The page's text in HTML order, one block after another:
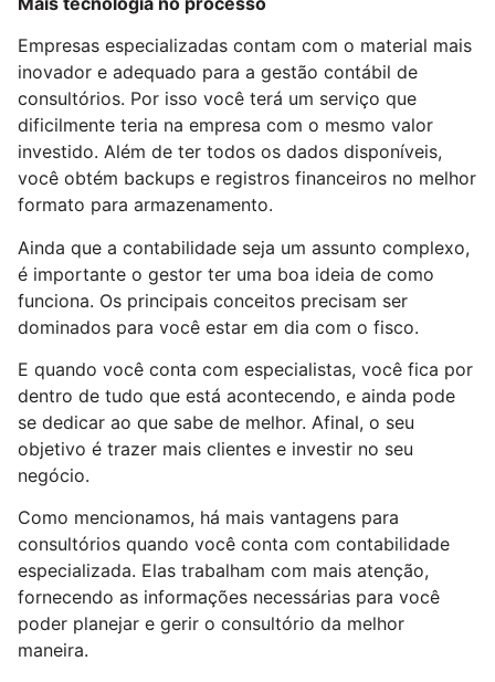
Empresas especializadas contam com o material mais
inovador e adequado para a gestão contábil de
consultórios. Por isso você terá um serviço que
dificilmente teria na empresa com o mesmo valor
investido. Além de ter todos os dados disponíveis,
você obtém backups e registros financeiros no melhor
formato para armazenamento.
Ainda que a contabilidade seja um assunto complexo,
é importante o gestor ter uma boa ideia de como
funciona. Os principais conceitos precisam ser
dominados para você estar em dia com o fisco.
E quando você conta com especialistas, você fica por
dentro de tudo que está acontecendo, e ainda pode
se dedicar ao que sabe de melhor. Afinal, o seu
objetivo é trazer mais clientes e investir no seu
negócio.
Como mencionamos, há mais vantagens para
consultórios quando você conta com contabilidade
especializada. Elas trabalham com mais atenção,
fornecendo as informações necessárias para você
poder planejar e gerir o consultório da melhor
maneira.